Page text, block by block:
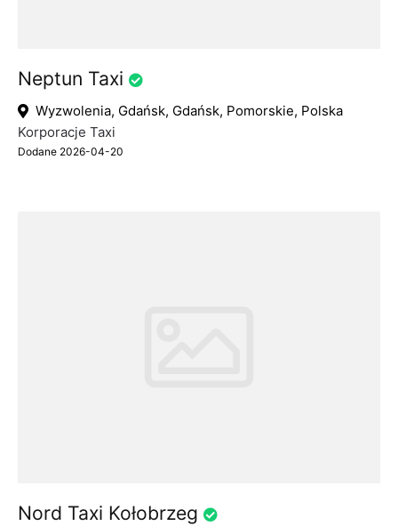
Neptun Taxi
Wyzwolenia, Gdańsk, Gdańsk, Pomorskie, Polska
Korporacje Taxi
Dodane 2026-04-20
Nord Taxi Kołobrzeg